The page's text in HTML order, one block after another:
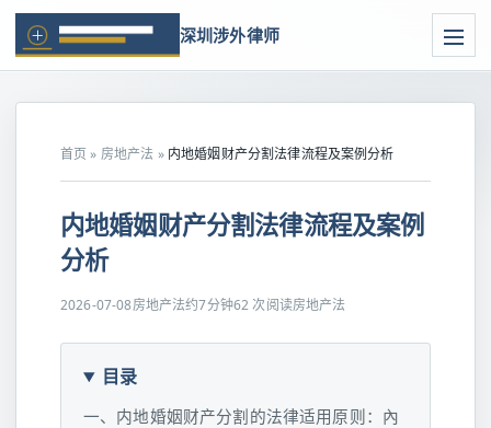
深圳涉外律师
首页 » 房地产法 » 内地婚姻财产分割法律流程及案例分析
内地婚姻财产分割法律流程及案例
分析
2026-07-08房地产法约7分钟62 次阅读房地产法
目录
一、内地婚姻财产分割的法律适用原则：內